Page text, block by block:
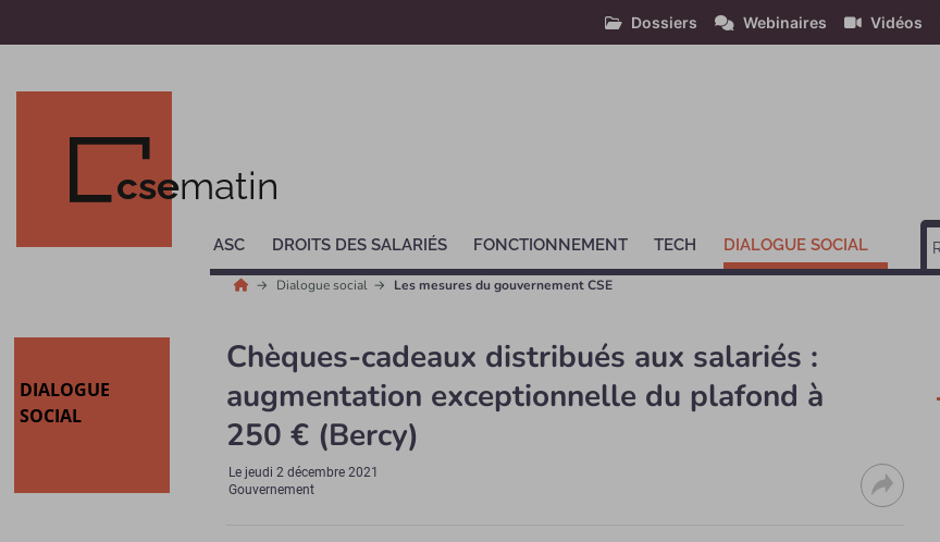
Dossiers Webinaires Vidéos
csematin
ASC DROITS DES SALARIÉS FONCTIONNEMENT TECH DIALOGUE SOCIAL
Dialogue social Les mesures du gouvernement CSE
DIALOGUE
SOCIAL
Chèques-cadeaux distribués aux salariés :
augmentation exceptionnelle du plafond à
250 € (Bercy)
Le jeudi 2 décembre 2021
Gouvernement